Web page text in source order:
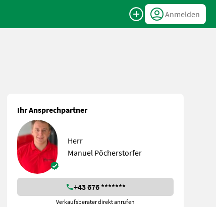
Anmelden
Ihr Ansprechpartner
Herr
Manuel Pöcherstorfer
+43 676 *******
Verkaufsberater direkt anrufen